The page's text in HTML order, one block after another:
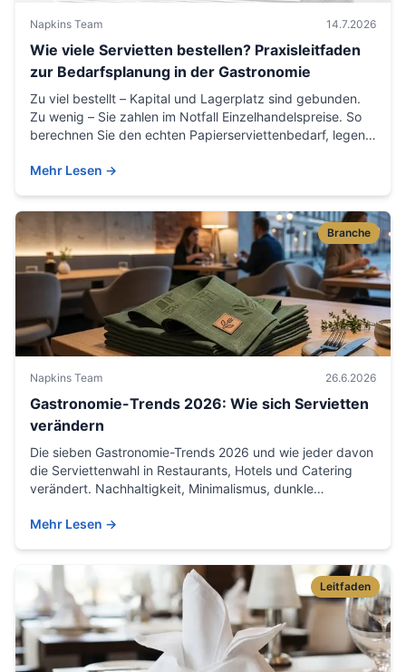
Napkins Team 14.7.2026
Wie viele Servietten bestellen? Praxisleitfaden
zur Bedarfsplanung in der Gastronomie
Zu viel bestellt – Kapital und Lagerplatz sind gebunden.
Zu wenig – Sie zahlen im Notfall Einzelhandelspreise. So
berechnen Sie den echten Papierserviettenbedarf, legen
ohne Verschwendung.
Mehr Lesen →
Branche
Napkins Team 26.6.2026
Gastronomie-Trends 2026: Wie sich Servietten
verändern
Die sieben Gastronomie-Trends 2026 und wie jeder davon
die Serviettenwahl in Restaurants, Hotels und Catering
verändert. Nachhaltigkeit, Minimalismus, dunkle
Dispenser – konkret für das Gastgewerbe erklärt.
Mehr Lesen →
Leitfaden